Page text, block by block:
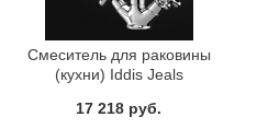
Смеситель для раковины
(кухни) Iddis Jeals
17 218 руб.